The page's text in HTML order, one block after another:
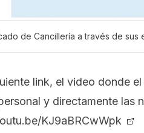
de Cancillería a través de
link, el video donde
y directamente las
KJ9aBRCwWpk